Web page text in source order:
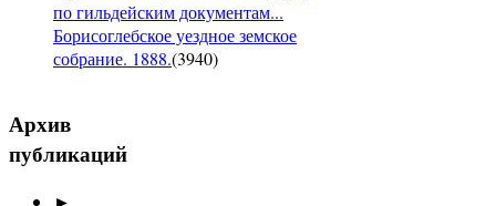
по гильдейским документам...
Борисоглебское уездное земское
собрание. 1888.(3940)
Архив
публикаций
►